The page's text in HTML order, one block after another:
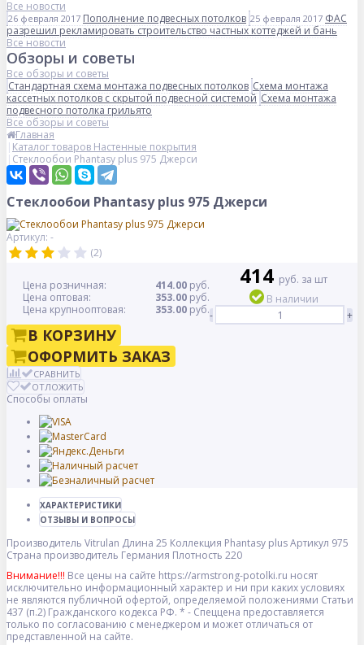
Все новости
26 февраля 2017 Пополнение подвесных потолков 25 февраля 2017 ФАС
разрешил рекламировать строительство частных коттеджей и бань
Все новости
Обзоры и советы
Все обзоры и советы
Стандартная схема монтажа подвесных потолков Схема монтажа
кассетных потолков с скрытой подвесной системой Схема монтажа
подвесного потолка грильято
Все обзоры и советы
Главная
Каталог товаров Настенные покрытия
Стеклообои Phantasy plus 975 Джерси
Стеклообои Phantasy plus 975 Джерси
Артикул: -
(2)
Цена розничная: 414.00 руб.
Цена оптовая:
353.00 руб.
Цена крупнооптовая:
353.00 руб.
414 руб. за шт
В наличии
-
+
В КОРЗИНУ
ОФОРМИТЬ ЗАКАЗ
СРАВНИТЬ
ОТЛОЖИТЬ
Способы оплаты
ХАРАКТЕРИСТИКИ
ОТЗЫВЫ И ВОПРОСЫ
Производитель Vitrulan Длина 25 Коллекция Phantasy plusАртикул 975
Страна производитель Германия Плотность 220
Внимание!!! Все цены на сайте https://armstrong-potolki.ru носят
исключительно информационный характер и ни при каких условиях
не являются публичной офертой, определяемой положениями Статьи
437 (п.2) Гражданского кодекса РФ. * - Спеццена предоставляется
только по согласованию с менеджером и может отличаться от
представленной на сайте.